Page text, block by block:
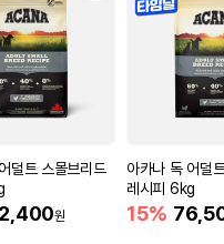
브미트 미니 치킨말이스틱
덜트 스몰브리드
원
아카나 독 어덜
레시피 6kg
15%